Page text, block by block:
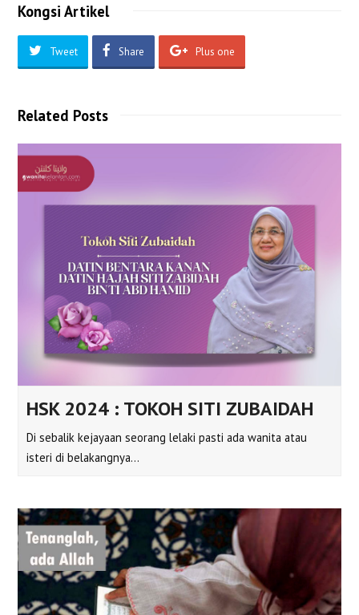
Kongsi Artikel
Tweet Share Plus one
Related Posts
HSK 2024 : TOKOH SITI ZUBAIDAH
Di sebalik kejayaan seorang lelaki pasti ada wanita atau
isteri di belakangnya…